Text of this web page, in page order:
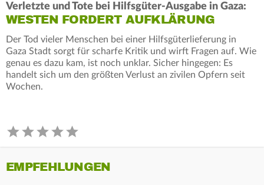
Verletzte und Tote bei Hilfsgüter-Ausgabe in Gaza:
WESTEN FORDERT AUFKLÄRUNG
Der Tod vieler Menschen bei einer Hilfsgüterlieferung in
Gaza Stadt sorgt für scharfe Kritik und wirft Fragen auf. Wie
genau es dazu kam, ist noch unklar. Sicher hingegen: Es
handelt sich um den größten Verlust an zivilen Opfern seit
Wochen.
EMPFEHLUNGEN